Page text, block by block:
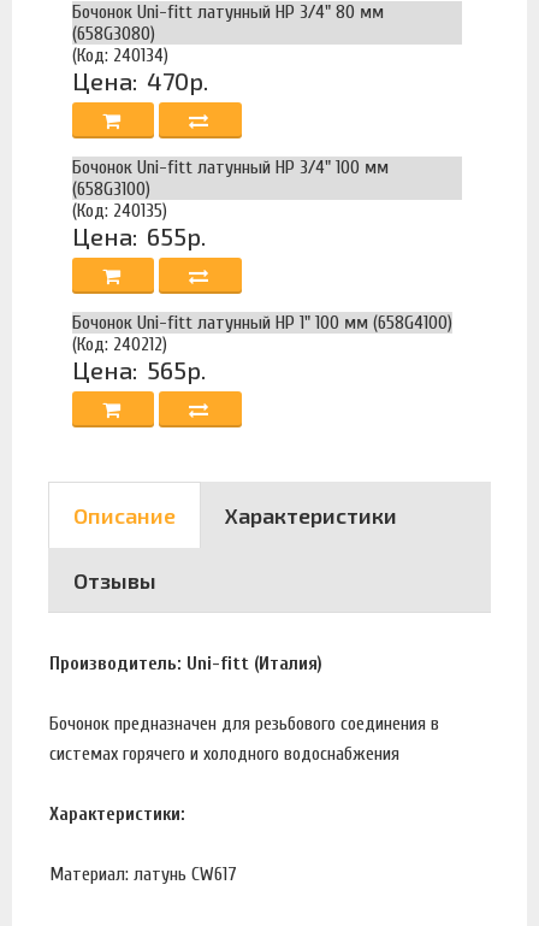
Бочонок Uni-fitt латунный НР 3/4" 80 мм
(658G3080)
(Код: 240134)
Цена: 470р.
Бочонок Uni-fitt латунный НР 3/4" 100 мм
(658G3100)
(Код: 240135)
Цена: 655р.
Бочонок Uni-fitt латунный НР 1" 100 мм (658G4100)
(Код: 240212)
Цена: 565р.
Описание Характеристики
Отзывы
Производитель: Uni-fitt (Италия)
Бочонок предназначен для резьбового соединения в
системах горячего и холодного водоснабжения
Характеристики:
Материал: латунь CW617